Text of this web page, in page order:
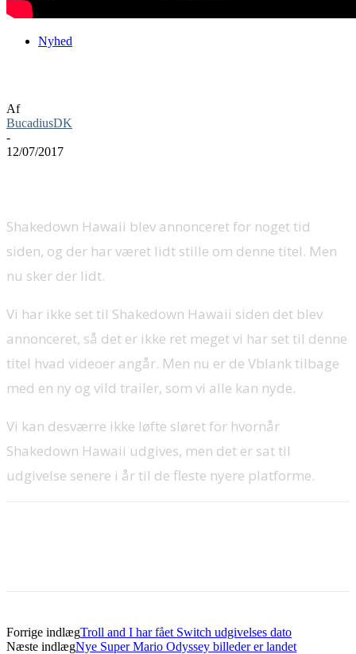
Nyhed
Af
BucadiusDK
-
12/07/2017
Shakedown Hawaii blev annonceret for noget tid
siden, og der har været lidt stille om denne titel. Men
nu sker der lidt.
Vi har ikke set til Shakedown Hawaii siden det blev
annonceret, så det er ikke ret meget vi har set til denne
titel hvad videoer angår. Men nu er de Vblank tilbage
med en ny og vild trailer, som vi alle kan nyde.
Vi kan desværre ikke løfte sløret for hvornår
Shakedown Hawaii udgives, men det er sat til
udgivelse senere i år til de fleste nyere platforme.
Forrige indlægTroll and I har fået Switch udgivelses dato
Næste indlægNye Super Mario Odyssey billeder er landet